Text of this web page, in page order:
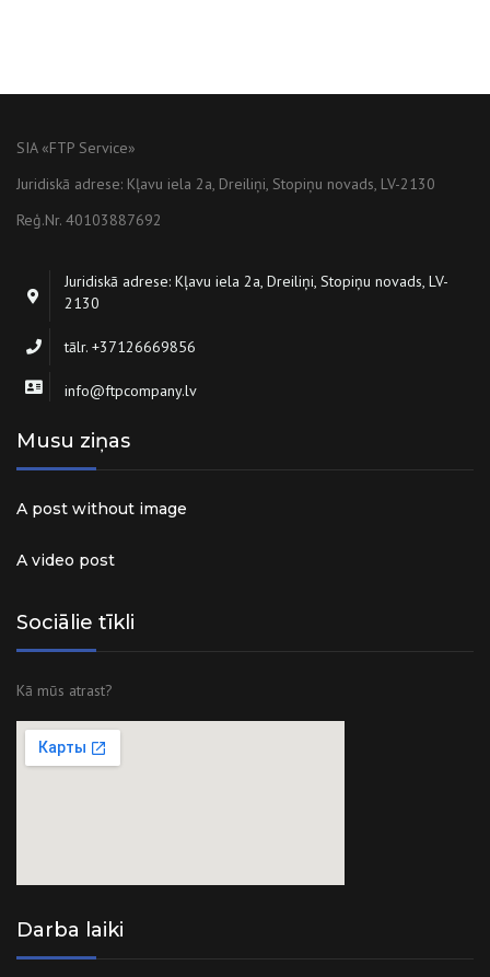
SIA «FTP Service»
Juridiskā adrese: Kļavu iela 2a, Dreiliņi, Stopiņu novads, LV-2130
Reģ.Nr. 40103887692
Juridiskā adrese: Kļavu iela 2a, Dreiliņi, Stopiņu novads, LV-
2130
tālr. +37126669856
info@ftpcompany.lv
Musu ziņas
A post without image
A video post
Sociālie tīkli
Kā mūs atrast?
Darba laiki